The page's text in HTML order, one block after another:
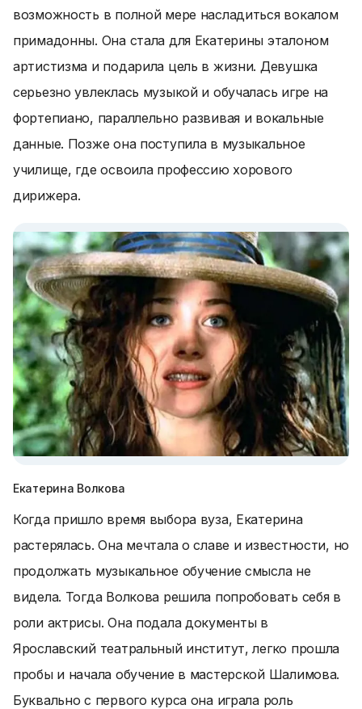
возможность в полной мере насладиться вокалом
примадонны. Она стала для Екатерины эталоном
артистизма и подарила цель в жизни. Девушка
серьезно увлеклась музыкой и обучалась игре на
фортепиано, параллельно развивая и вокальные
данные. Позже она поступила в музыкальное
училище, где освоила профессию хорового
дирижера.
Екатерина Волкова
Когда пришло время выбора вуза, Екатерина
растерялась. Она мечтала о славе и известности, но
продолжать музыкальное обучение смысла не
видела. Тогда Волкова решила попробовать себя в
роли актрисы. Она подала документы в
Ярославский театральный институт, легко прошла
пробы и начала обучение в мастерской Шалимова.
Буквально с первого курса она играла роль